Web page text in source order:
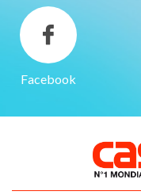
Facebook